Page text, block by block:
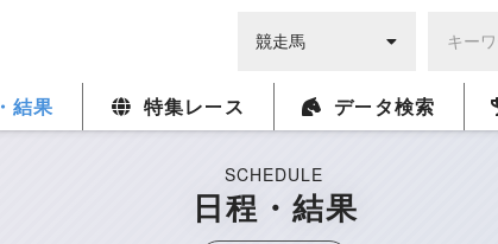
結果 特集レース データ検索
SCHEDULE
日程・結果